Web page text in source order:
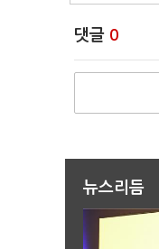
댓글 0
뉴스리듬